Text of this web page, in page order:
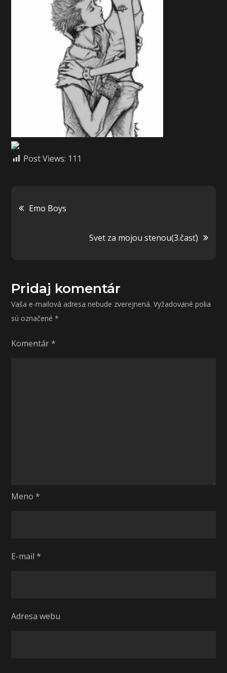
Post Views: 111
Navigácia
Emo Boys
Svet za mojou stenou(3.časť)
Pridaj komentár
Vaša e-mailová adresa nebude zverejnená. Vyžadované polia
sú označené*
Komentár*
Meno*
E-mail*
Adresa webu